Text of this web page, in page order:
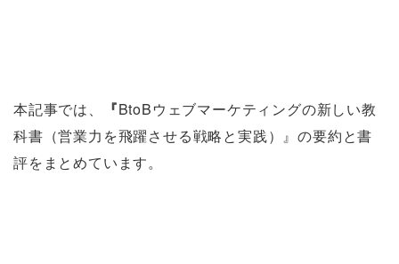
本記事では、 『BtoBウェブマーケティングの新しい教
科書（営業力を飛躍させる戦略と実践）』の要約と書
評をまとめています。